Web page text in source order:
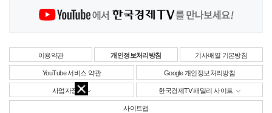
이용약관 개인정보처리방침 기사배열 기본방침
YouTube 서비스 약관 Google 개인정보처리방침
사업자정보 한국경제TV 패밀리 사이트
사이트맵